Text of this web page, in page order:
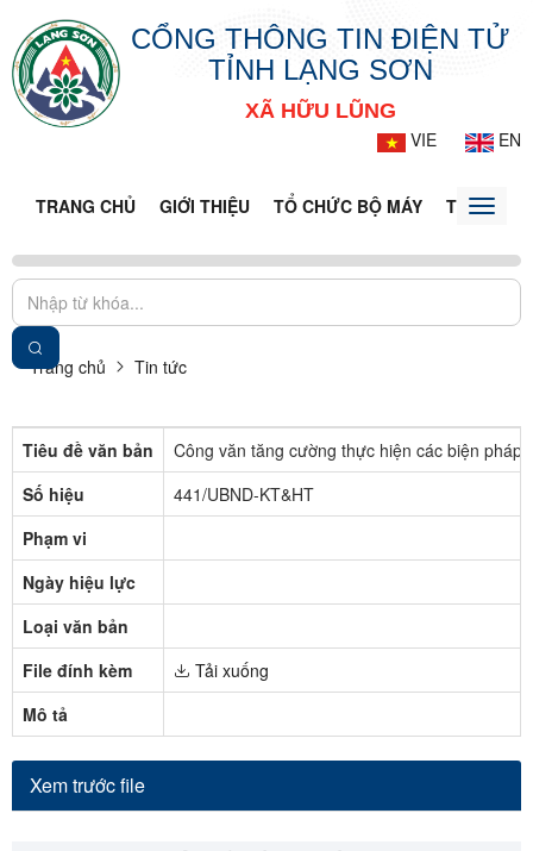
CỔNG THÔNG TIN ĐIỆN TỬ
TỈNH LẠNG SƠN
XÃ HỮU LŨNG
VIE
EN
TRANG CHỦ GIỚI THIỆU TỔ CHỨC BỘ MÁY TIN TỨC -
Toggle
Trang chủ Tin tức
Tiêu đề văn bản
Công văn tăng cường thực hiện các biện
Số hiệu
441/UBND-KT&HT
Phạm vi
Ngày hiệu lực
Loại văn bản
File đính kèm
Tải xuống
Mô tả
Xem trước file